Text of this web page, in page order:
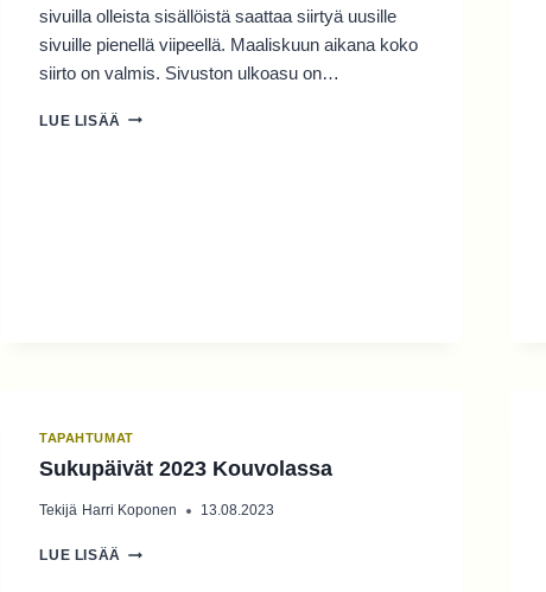
sivuilla olleista sisällöistä saattaa siirtyä uusille
sivuille pienellä viipeellä. Maaliskuun aikana koko
siirto on valmis. Sivuston ulkoasu on…
LUE LISÄÄ SUKUSEURAN
TAPAHTUMAT
Sukupäivät 2023 Kouvolassa
Tekijä Harri Koponen 13.08.2023
LUE LISÄÄ SUKUPÄIVÄT